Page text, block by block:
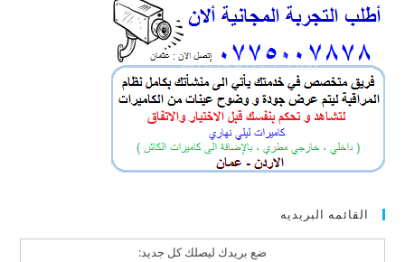
القائمه البريديه
ضع بريدك ليصلك كل جديد: